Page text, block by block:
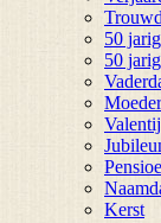
50
50
Kerst